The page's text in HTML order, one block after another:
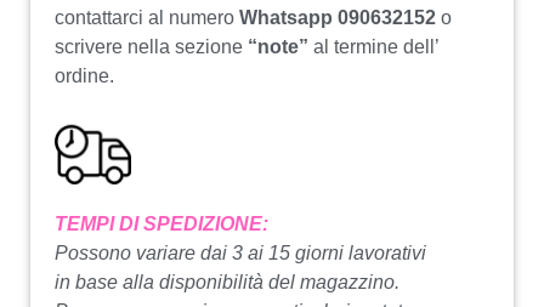
contattarci al numero Whatsapp 090632152 o
scrivere nella sezione “note” al termine dell’
ordine.
TEMPI DI SPEDIZIONE:
Possono variare dai 3 ai 15 giorni lavorativi
in base alla disponibilità del magazzino.